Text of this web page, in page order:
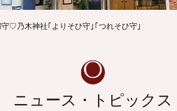
♡乃木神社｢よりそひ守｣｢つれそひ守｣
ニュース・トピックス